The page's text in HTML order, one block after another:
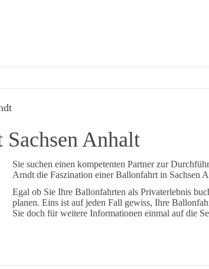
Anhalt
Sie suchen einen kompetenten Partner zur
Arndt die Faszination einer Ballonfahrt in Sachsen
Egal ob Sie Ihre Ballonfahrten als Privaterlebnis
planen. Eins ist auf jeden Fall gewiss, Ihre
Sie doch für weitere Informationen einmal auf die